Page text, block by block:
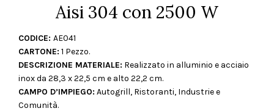
Aisi 304 con 2500 W
CODICE: AE041
CARTONE: 1 Pezzo.
DESCRIZIONE MATERIALE: Realizzato in alluminio e acciaio
inox da 28,3 x 22,5 cm e alto 22,2 cm.
CAMPO D’IMPIEGO: Autogrill, Ristoranti, Industrie e
Comunità.